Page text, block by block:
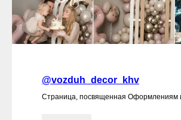
@vozduh_decor_khv
Страница, посвященная Оформлениям